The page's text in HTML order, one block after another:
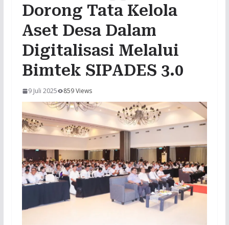
Dorong Tata Kelola
Aset Desa Dalam
Digitalisasi Melalui
Bimtek SIPADES 3.0
9 Juli 2025 859 Views